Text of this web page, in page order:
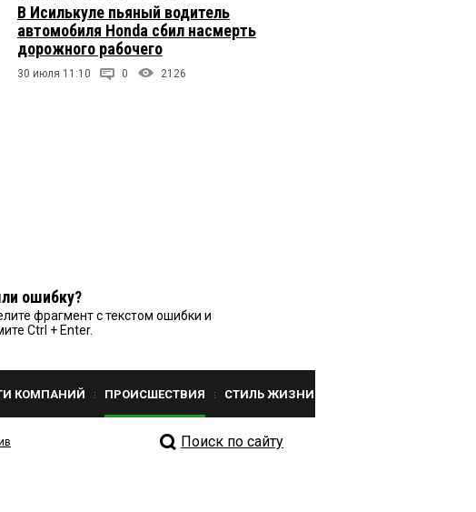
В Исилькуле пьяный водитель
автомобиля Honda сбил насмерть
дорожного рабочего
30 июля 11:10 0 2126
ошибку?
фрагмент с текстом ошибки и
Ctrl + Enter.
КОМПАНИЙ ПРОИСШЕСТВИЯ СТИЛЬ ЖИЗНИ
Поиск по сайту